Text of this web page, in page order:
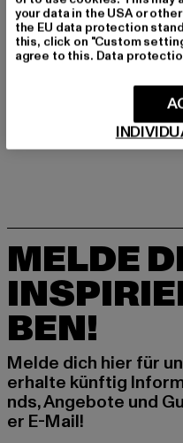
GRÖSSE &
PFLEGEHINWEISE
LIEFERUNG &
MELDE
BEN!
Melde dich hier für
erhalte künftig
nds, Angebote und
er E-Mail!
your data in the USA or
the EU data protection
this, click on "Custom
agree to this. Data